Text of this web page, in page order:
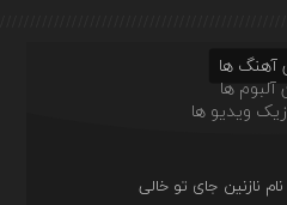
آهنگ ها
آلبوم ها
ویدیو ها
نازنین جای تو خالی